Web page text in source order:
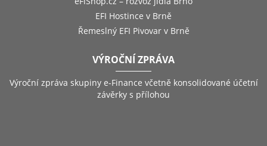
EFI Hostince v Brně
Řemeslný EFI Pivovar v Brně
VÝROČNÍ ZPRÁVA
Výroční zpráva skupiny e-Finance včetně konsolidované účetní
závěrky s přílohou